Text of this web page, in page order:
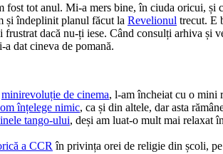
fost tot anul. Mi-a mers bine, în ciuda oricui, și
și îndeplinit planul făcut la Revelionul trecut. E
dacă nu-ți iese. Când consulți arhiva și
dat cineva de pomană.
minirevoluție de cinema, l-am încheiat cu o mini
înțelege nimic, ca și din altele, dar asta
tango-ului, deși am luat-o mult mai relaxat
a CCR în privința orei de religie din școli, pe